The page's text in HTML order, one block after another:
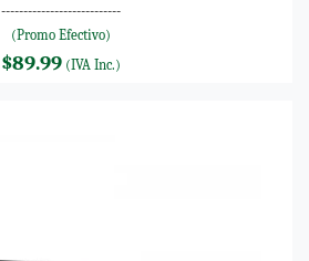
---------------------------
(Promo Efectivo)
$89.99 (IVA Inc.)